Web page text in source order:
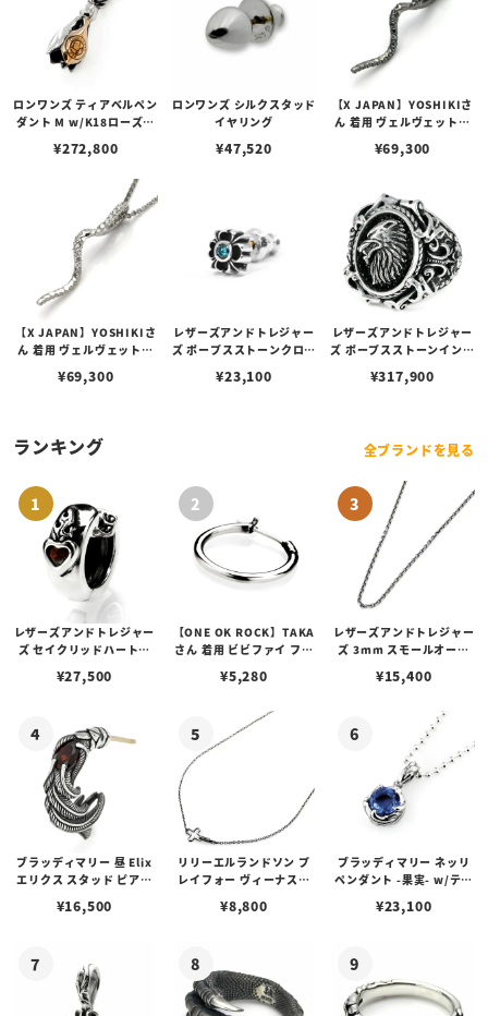
ロンワンズ ティアベルペン
ダント M w/K18ローズゴ
¥272,800
ロンワンズ シルクスタッド
イヤリング
¥47,520
【X JAPAN】YOSHIKIさ
ん 着用 ヴェルヴェットラ
ブラックコーティング キュ
¥69,300
【X JAPAN】YOSHIKIさ
ん 着用 ヴェルヴェットラ
ホワイトロジウムコーティ
¥69,300
レザーズアンドトレジャー
ズ ポープスストーンクロス
ンド
¥23,100
レザーズアンドトレジャー
ズ ポープスストーンインレ
ングレイ（ブラック） w/
¥317,900
ランキング 全ブランドを見る
レザーズアンドトレジャー
ズ セイクリッドハートピ
¥27,500
【ONE OK ROCK】TAKA
さん 着用 ビビファイ フー
¥5,280
レザーズアンドトレジャー
ズ 3mm スモールオーバ
ブスタークラスプ＆LTロ
¥15,400
ブラッディマリー 昼 Elix
エリクス スタッド ピアス
¥16,500
リリーエルランドソン プ
レイフォー ヴィーナスチ
¥8,800
ブラッディマリー ネッリ
ペンダント -果実- w/ティ
¥23,100